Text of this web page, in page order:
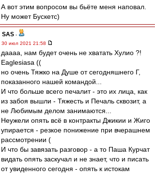
А вот этим вопросом вы бьёте меня наповал.
Ну может Бускетс)
SAS -
30 июл 2021 21:58
даааа, нам будет очень не хватать Хулио ?!
Eaglesiasа ((
но очень Тяжко на Душе от сегодняшнего Г,
показанного нашей командой...
И что больше всего печалит - это их лица, как
из забоя вышли - Тяжесть и Печаль сквозит, а
не Любимым делом занимаются...
Неужели опять всё в контракты Джикии и Жиго
упирается - резкое понижение при вчерашнем
рассмотрении (
И что бы завязать разговор - а то Паша Курчат
видать опять заскучал и не знает, что и писать
от увиденного сегодня - опять к истокам